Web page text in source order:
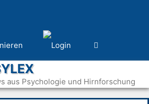
aus Psychologie und Hirnforschung